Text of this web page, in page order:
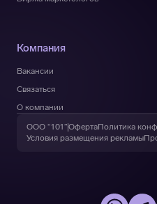
Компания
Вакансии
Связаться
О компании
ООО “101”ОфертаПолитика
Условия размещения рекламы